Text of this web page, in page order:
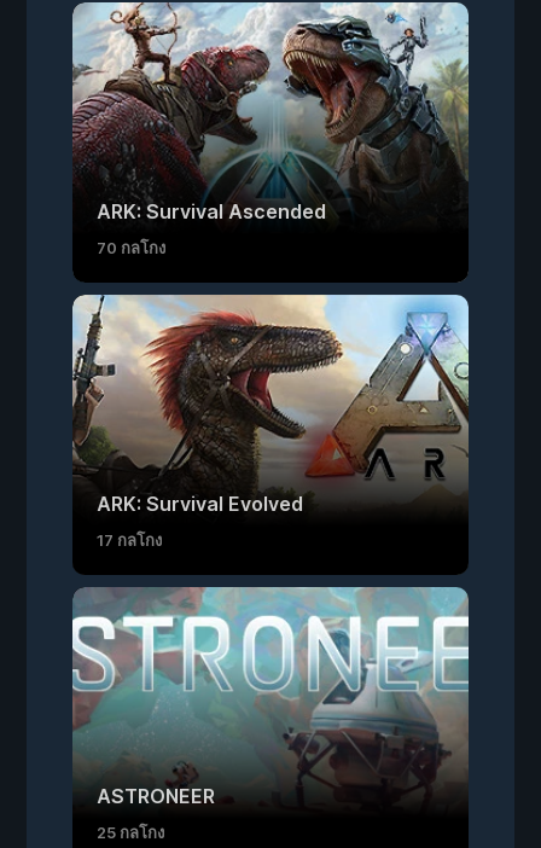
ARK: Survival Ascended
70 กลโกง
ARK: Survival Evolved
17 กลโกง
ASTRONEER
25 กลโกง